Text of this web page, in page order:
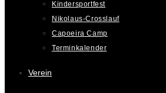
Kindersportfest
Nikolaus-Crosslauf
Capoeira Camp
Terminkalender
Verein